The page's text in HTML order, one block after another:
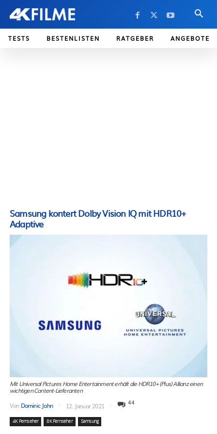
TESTS BESTENLISTEN RATGEBER ANGEBOTE
Samsung kontert Dolby Vision IQ mit HDR10+
Adaptive
Mit Universal Pictures Home Entertainment erhält die HDR10+ (Plus) Allianz einen
wichtigen Content-Lieferanten
Von Dominic Jahn 12. Januar 2021 44
4K Fernseher 8K Fernseher Samsung